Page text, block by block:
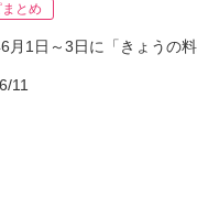
とめ
月1日～3日に「きょうの
11